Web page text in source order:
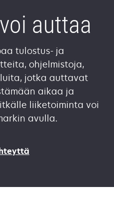
auttaa
tulostus- ja
ohjelmistoja,
jotka auttavat
aikaa ja
liiketoiminta voi
avulla.